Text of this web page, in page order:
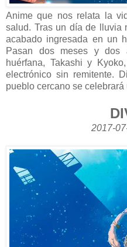
Anime que nos relata la
salud. Tras un día de lluvia
acabado ingresada en un
Pasan dos meses y
huérfana, Takashi y
electrónico sin remitente.
pueblo cercano se
2017-